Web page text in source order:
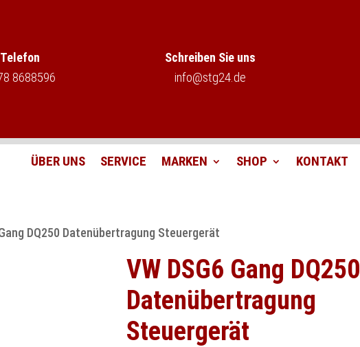
Telefon
8688596
Schreiben Sie uns
info@stg24.de
ÜBER UNS SERVICE MARKEN SHOP KONTAKT
DQ250 Datenübertragung Steuergerät
VW DSG6 Gang DQ250
Datenübertragung
Steuergerät